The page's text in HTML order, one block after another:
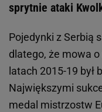
sprytnie ataki
Pojedynki z Serbią
dlatego, że mowa
latach 2015-19
Największymi
medal mistrzostw